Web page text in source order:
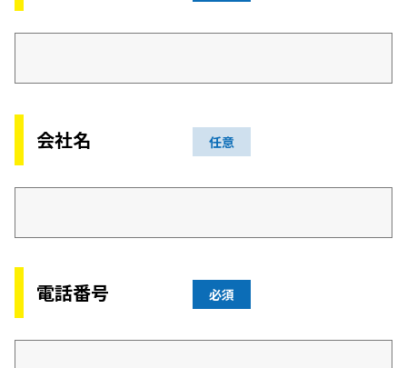
会社名 任意
電話番号 必須